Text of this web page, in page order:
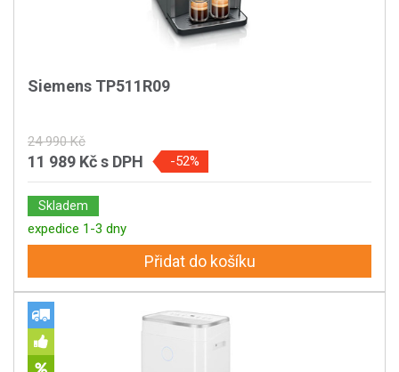
Siemens TP511R09
24 990 Kč
11 989 Kčs DPH -52%
Skladem
expedice 1-3 dny
Přidat do košíku